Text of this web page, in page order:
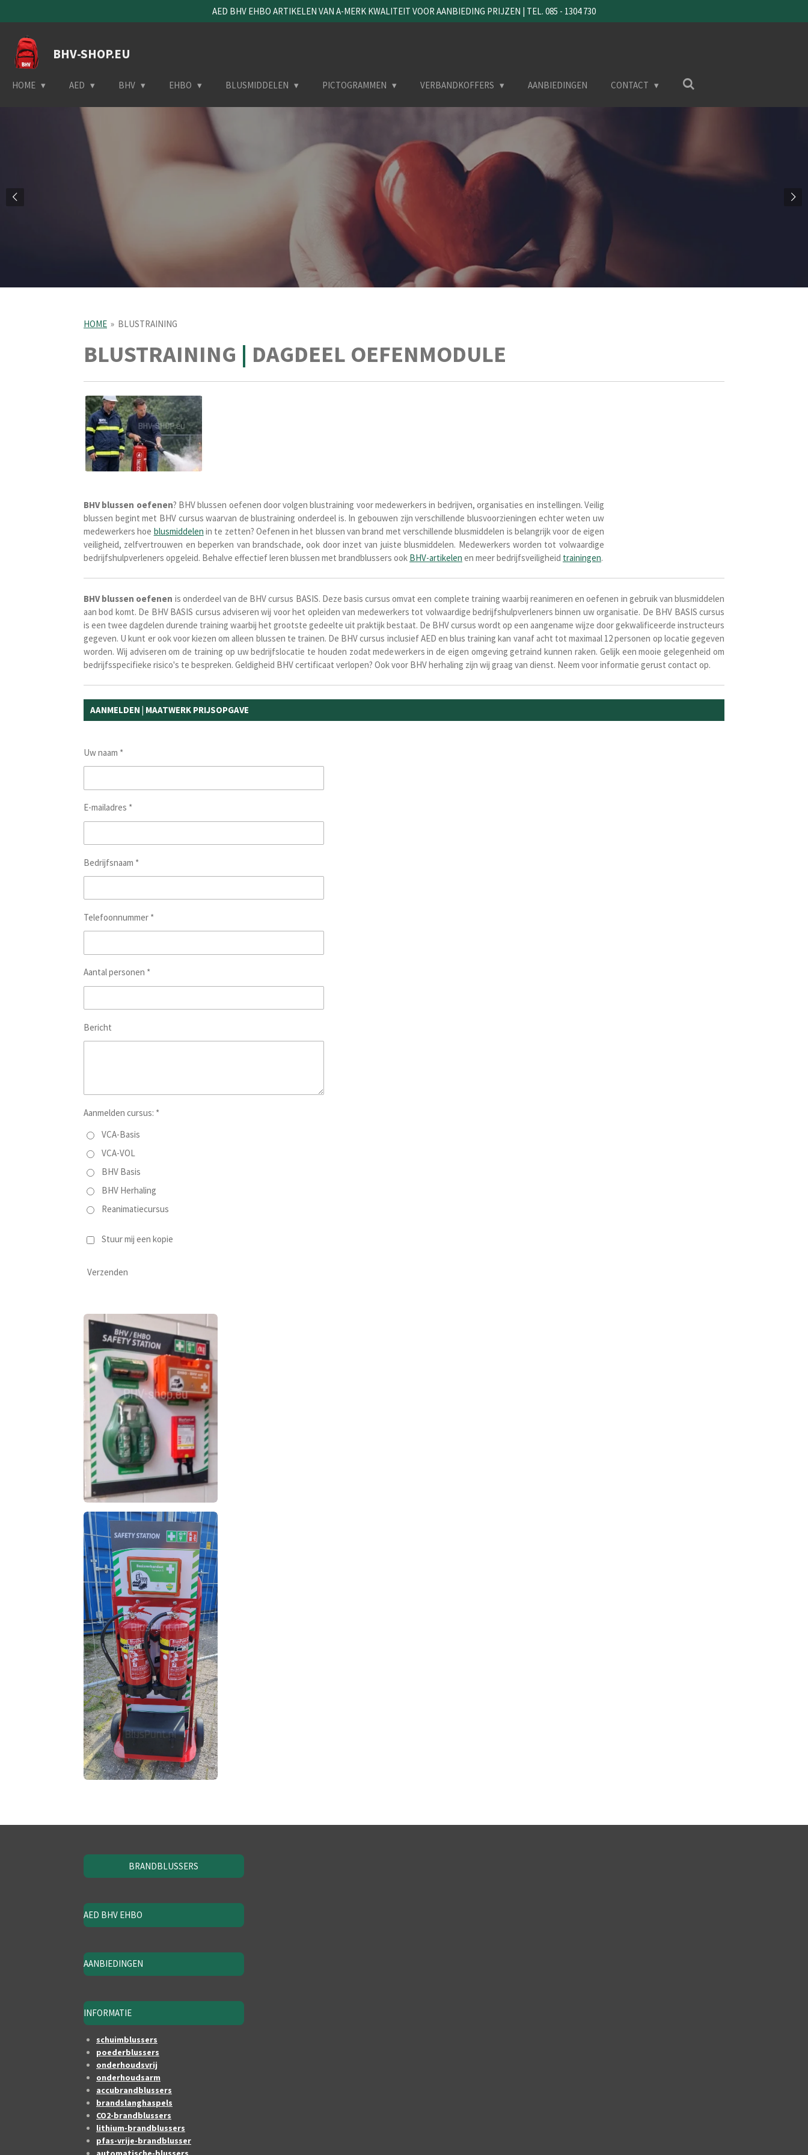
direct
naar
hoofdinhoud
AED BHV EHBO ARTIKELEN VAN A-MERK KWALITEIT VOOR AANBIEDING PRIJZEN | TEL. 085 - 1304 730
BHV-SHOP.EU
HOME AED BHV EHBO BLUSMIDDELEN PICTOGRAMMEN VERBANDKOFFERS AANBIEDINGEN CONTACT
HOME » BLUSTRAINING
BLUSTRAINING | DAGDEEL OEFENMODULE
BHV blussen oefenen? BHV blussen oefenen door volgen blustraining voor medewerkers in bedrijven, organisaties en instellingen. Veilig
blussen begint met BHV cursus waarvan de blustraining onderdeel is. In gebouwen zijn verschillende blusvoorzieningen echter weten uw
medewerkers hoe blusmiddelen in te zetten? Oefenen in het blussen van brand met verschillende blusmiddelen is belangrijk voor de eigen
veiligheid, zelfvertrouwen en beperken van brandschade, ook door inzet van juiste blusmiddelen. Medewerkers worden tot volwaardige
bedrijfshulpverleners opgeleid. Behalve effectief leren blussen met brandblussers ook BHV-artikelen en meerbedrijfsveiligheid trainingen.
BHV blussen oefenen is onderdeel van de BHV cursus BASIS. Deze basis cursus omvat een complete training waarbij reanimeren en oefenen in gebruik van blusmiddelen
aan bod komt. De BHV BASIS cursus adviseren wij voor het opleiden van medewerkers tot volwaardige bedrijfshulpverleners binnen uw organisatie. De BHV BASIS cursus
is een twee dagdelen durende training waarbij het grootste gedeelte uit praktijk bestaat. De BHV cursus wordt op een aangename wijze door gekwalificeerde instructeurs
gegeven. U kunt er ook voor kiezen om alleen blussen te trainen. De BHV cursus inclusief AED en blus training kan vanaf acht tot maximaal 12 personen op locatie gegeven
worden. Wij adviseren om de training op uw bedrijfslocatie te houden zodat medewerkers in de eigen omgeving getraind kunnen raken. Gelijk een mooie gelegenheid om
bedrijfsspecifieke risico's te bespreken. Geldigheid BHV certificaat verlopen? Ook voor BHV herhaling zijn wij graag van dienst. Neem voor informatie gerust contact op.
AANMELDEN | MAATWERK PRIJSOPGAVE
Uw naam *
E-mailadres *
Bedrijfsnaam *
Telefoonnummer *
Aantal personen *
Bericht
Aanmelden cursus: *
VCA-Basis
VCA-VOL
BHV Basis
BHV Herhaling
Reanimatiecursus
Stuur mij een kopie
Verzenden
BRANDBLUSSERS
AED BHV EHBO
AANBIEDINGEN
INFORMATIE
schuimblussers
poederblussers
onderhoudsvrij
onderhoudsarm
accubrandblussers
brandslanghaspels
CO2-brandblussers
lithium-brandblussers
pfas-vrije-brandblusser